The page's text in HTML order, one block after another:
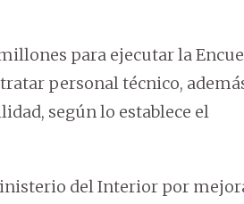
para ejecutar la
personal técnico,
según lo establece el
del Interior por